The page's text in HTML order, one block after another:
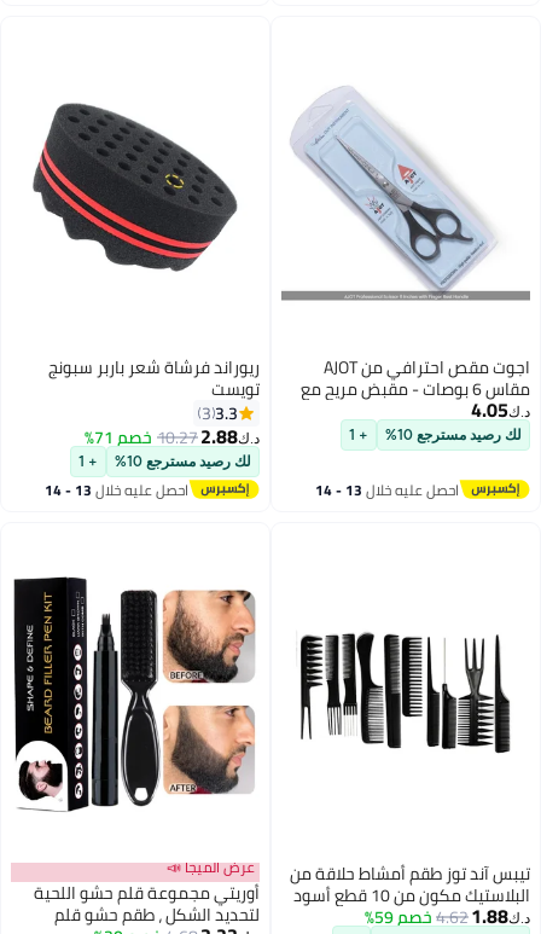
اجوت مقص احترافي من AJOT
مقاس 6 بوصات - مقبض مريح مع
مسند للأصابع
د.ك‏4.05
لك رصيد مسترجع 10% + 1
احصل عليه خلال 13 - 14
ريوراند فرشاة شعر باربر سبونج
تويست
3.3
3
د.ك‏2.88
10.27خصم 71%
لك رصيد مسترجع 10% + 1
احصل عليه خلال 13 - 14
تيبس آند توز طقم أمشاط حلاقة من
البلاستيك مكون من 10 قطع أسود
15سم
د.ك‏1.88
4.62خصم 59%
عرض الميجا 📣
أوريتي مجموعة قلم حشو اللحية
لتحديد الشكل ، طقم حشو قلم